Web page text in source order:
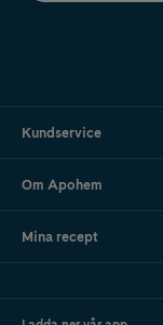
Kundservice
Om Apohem
Mina recept